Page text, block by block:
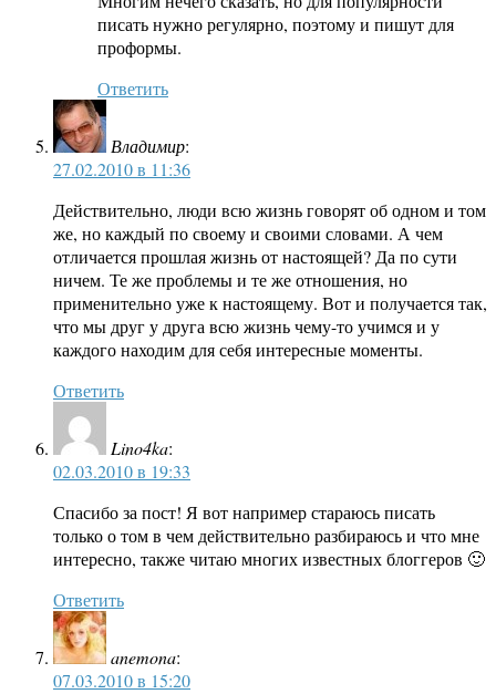
писать нужно регулярно, поэтому и пишут для
проформы.
Ответить
Владимир:
27.02.2010 в 11:36
Действительно, люди всю жизнь говорят об одном и том
же, но каждый по своему и своими словами. А чем
отличается прошлая жизнь от настоящей? Да по сути
ничем. Те же проблемы и те же отношения, но
применительно уже к настоящему. Вот и получается так,
что мы друг у друга всю жизнь чему-то учимся и у
каждого находим для себя интересные моменты.
Ответить
Lino4ka:
02.03.2010 в 19:33
Спасибо за пост! Я вот например стараюсь писать
только о том в чем действительно разбираюсь и что мне
интересно, также читаю многих известных блоггеров 🙂
Ответить
anemona:
07.03.2010 в 15:20